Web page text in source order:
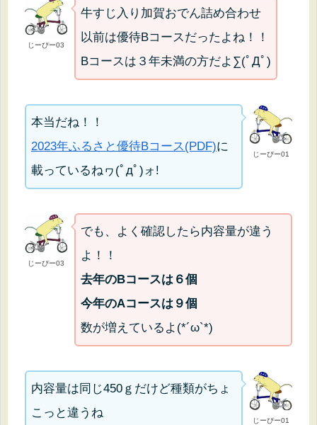
じーぴー03
牛すじ入り加賀おでん詰め合わせ
以前は優待Bコースだったよね！！
Bコースは３年未満の方だよ∑(ﾟДﾟ)
じーぴー01
本当だね！！
2023年ふるさと優待Bコース(PDF)に
載っているねヮ(ﾟдﾟ)ォ!
じーぴー03
でも、よく確認したら内容量が違う
よ！！
去年のBコースは６個
今年のAコースは９個
数が増えているよ(*´ω`*)
じーぴー01
内容量は同じ450ｇだけど種類がちょ
こっと違うね